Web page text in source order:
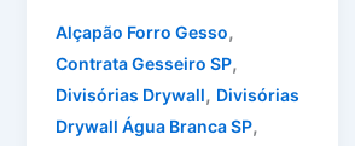
Alçapão Forro Gesso,
Contrata Gesseiro SP,
Divisórias Drywall, Divisórias
Drywall Água Branca SP,